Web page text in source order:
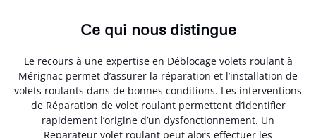
Ce qui nous distingue
Le recours à une expertise en Déblocage volets roulant à
Mérignac permet d’assurer la réparation et l’installation de
volets roulants dans de bonnes conditions. Les interventions
de Réparation de volet roulant permettent d’identifier
rapidement l’origine d’un dysfonctionnement. Un
Reparateur volet roulant peut alors effectuer les